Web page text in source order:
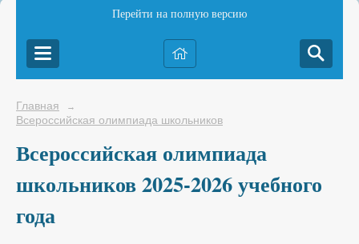
Перейти на полную версию
Главная →
Всероссийская олимпиада школьников
Всероссийская олимпиада
школьников 2025-2026 учебного
года